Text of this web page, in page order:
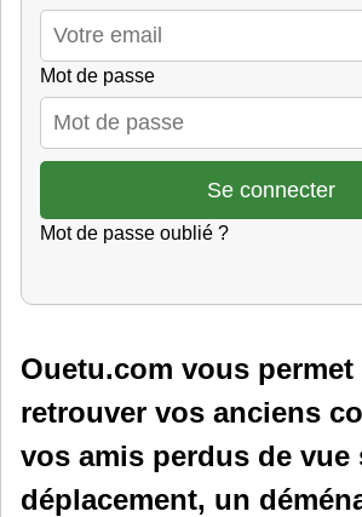
Mot de passe
Mot de passe oublié ?
Ouetu.com vous permet
retrouver vos anciens
vos amis perdus de vue
déplacement, un